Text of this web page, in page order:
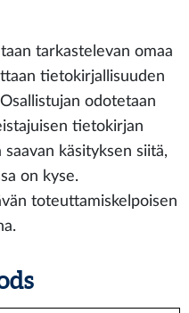
tarkastelevan omaa
tietokirjallisuuden
odotetaan
tietokirjan
käsityksen siitä,
on kyse.
toteuttamiskelpoisen